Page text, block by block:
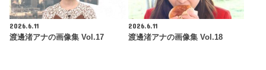
2026.6.11
渡邊渚アナの画像集 Vol.17
2026.6.11
渡邊渚アナの画像集 Vol.18